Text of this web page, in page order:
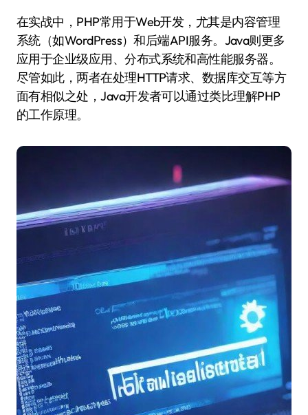
在实战中，PHP常用于Web开发，尤其是内容管理
系统（如WordPress）和后端API服务。Java则更多
应用于企业级应用、分布式系统和高性能服务器。
尽管如此，两者在处理HTTP请求、数据库交互等方
面有相似之处，Java开发者可以通过类比理解PHP
的工作原理。